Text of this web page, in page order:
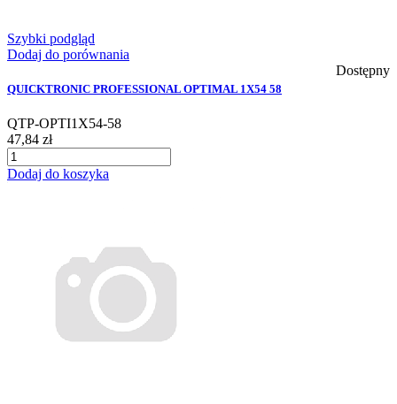
Szybki podgląd
Dodaj do porównania
Dostępny
QUICKTRONIC PROFESSIONAL OPTIMAL 1X54 58
QTP-OPTI1X54-58
47,84 zł
Dodaj do koszyka